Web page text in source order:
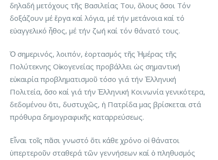
δηλαδή μετόχους τῆς Βασιλείας Του, ὅλους ὅσοι Τόν
δοξάζουν μέ ἔργα καί λόγια, μέ τήν μετάνοια καί τό
εὐαγγελικό ἦθος, μέ τήν ζωή καί τόν θάνατό τους.
Ὁ σημερινός, λοιπόν, ἑορτασμός τῆς Ἡμέρας τῆς
Πολύτεκνης Οἰκογενείας προβάλλει ὡς σημαντική
εὐκαιρία προβληματισμοῦ τόσο γιά τήν Ἑλληνική
Πολιτεία, ὅσο καί γιά τήν Ἑλληνική Κοινωνία γενικότερα,
δεδομένου ὅτι, δυστυχῶς, ἡ Πατρίδα μας βρίσκεται στά
πρόθυρα δημογραφικῆς καταρρεύσεως.
Εἶναι τοῖς πᾶσι γνωστό ὅτι κάθε χρόνο οἱ θάνατοι
ὑπερτεροῦν σταθερά τῶν γεννήσεων καί ὁ πληθυσμός